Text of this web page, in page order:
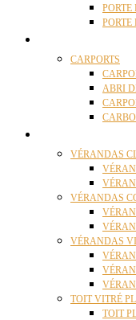
CARPORTS
ABRI
VÉRANDAS
VÉRANDAS
VÉRANDAS
TOIT VITRÉ
TOIT